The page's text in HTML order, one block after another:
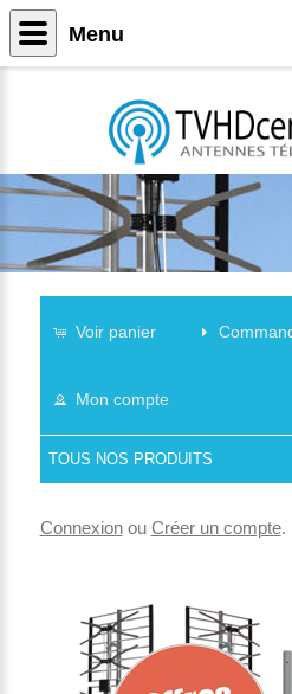
Voir panier
Mon compte
TOUS NOS PRODUITS
Connexionou Créer un compte.
Menu